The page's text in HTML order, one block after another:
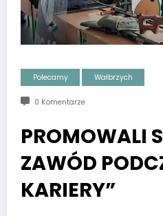
Polecamy Wałbrzych
0 Komentarze
PROMOWALI
ZAWÓD
KARIERY”